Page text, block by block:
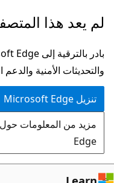
تخطي
إلى
المحتوى
الرئيسي
لم يعد هذا
والتحديثات الأمنية والدعم
تنزيل Microsoft Edge
Edge
Learn